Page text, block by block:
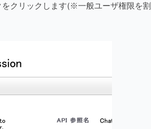
をクリックします(※一般ユーザ権限を割